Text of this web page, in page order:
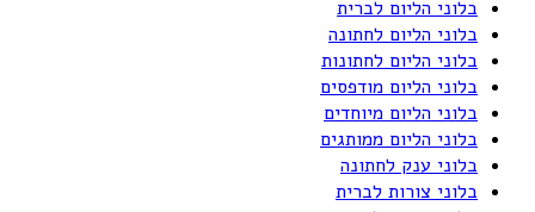
בלוני הליום לברית
בלוני הליום לחתונה
בלוני הליום לחתונות
בלוני הליום מודפסים
בלוני הליום מיוחדים
בלוני הליום ממותגים
בלוני ענק לחתונה
בלוני צורות לברית